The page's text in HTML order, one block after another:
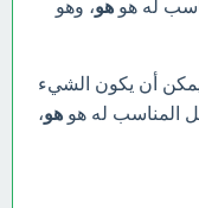
له هو هو، وهو
أن يكون الشيء
المناسب له هو هو،